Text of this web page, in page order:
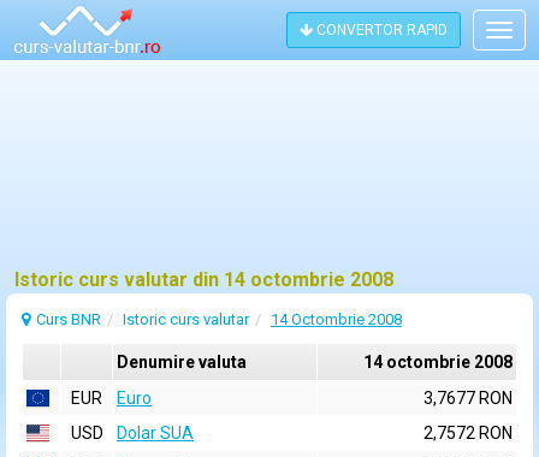
CONVERTOR RAPID
Istoric curs valutar din 14 octombrie 2008
Curs BNR Istoric curs valutar 14 Octombrie 2008
Denumire valuta
14 octombrie 2008
EUR
Euro
3,7677 RON
USD
Dolar SUA
2,7572 RON